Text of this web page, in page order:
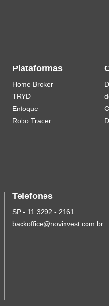
Plataformas
Home Broker
TRYD
Enfoque
Robo Trader
Telefones
SP - 11 3292 - 2161
backoffice@novinvest.com.br